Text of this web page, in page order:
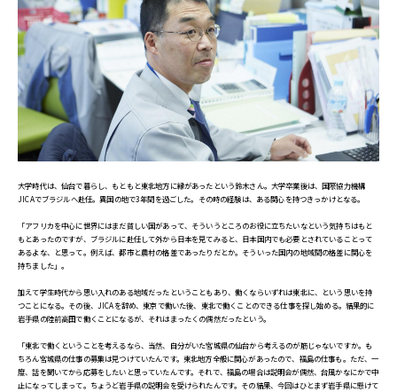
大学時代は、仙台で暮らし、もともと東北地方に縁があったという鈴木さん。大学卒業後は、国際協力機構
JICAでブラジルへ赴任。異国の地で3年間を過ごした。その時の経験は、ある関心を持つきっかけとなる。
「アフリカを中心に世界にはまだ貧しい国があって、そういうところのお役に立ちたいなという気持ちはもと
もとあったのですが、ブラジルに赴任して外から日本を見てみると、日本国内でも必要とされていることって
あるよな、と思って。例えば、都市と農村の格差であったりだとか。そういった国内の地域間の格差に関心を
持ちました」。
加えて学生時代から思い入れのある地域だったということもあり、働くならいずれは東北に、という思いを持
つことになる。その後、JICAを辞め、東京で働いた後、東北で働くことのできる仕事を探し始める。結果的に
岩手県の陸前高田で働くことになるが、それはまったくの偶然だったという。
「東北で働くということを考えるなら、当然、自分がいた宮城県の仙台から考えるのが筋じゃないですか。も
ちろん宮城県の仕事の募集は見つけていたんです。東北地方全般に関心があったので、福島の仕事も。ただ、一
度、話を聞いてから応募をしたいと思っていたんです。それで、福島の場合は説明会が偶然、台風かなにかで中
止になってしまって。ちょうど岩手県の説明会を受けられたんです。その結果、今回はひとまず岩手県に懸けて